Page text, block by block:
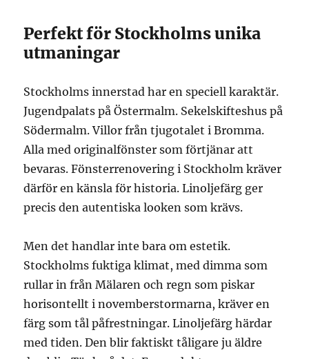
Perfekt för Stockholms unika
utmaningar
Stockholms innerstad har en speciell karaktär.
Jugendpalats på Östermalm. Sekelskifteshus på
Södermalm. Villor från tjugotalet i Bromma.
Alla med originalfönster som förtjänar att
bevaras. Fönsterrenovering i Stockholm kräver
därför en känsla för historia. Linoljefärg ger
precis den autentiska looken som krävs.
Men det handlar inte bara om estetik.
Stockholms fuktiga klimat, med dimma som
rullar in från Mälaren och regn som piskar
horisontellt i novemberstormarna, kräver en
färg som tål påfrestningar. Linoljefärg härdar
med tiden. Den blir faktiskt tåligare ju äldre